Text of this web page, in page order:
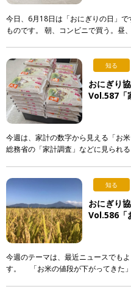
今日、6月18日は「おにぎりの日」
ものです。 朝、コンビニで買う。昼
知る
おにぎり
Vol.587「
今週は、家計の数字から見える「お
総務省の「家計調査」などに見られ
知る
おにぎり
Vol.586「
今週のテーマは、最近ニュースでも
す。 「お米の値段が下がってきた